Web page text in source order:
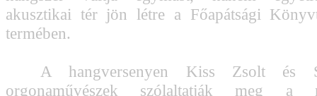
akusztikai tér jön létre a Főapátsági
termében.
A hangversenyen Kiss Zsolt és
orgonaművészek szólaltatják meg a